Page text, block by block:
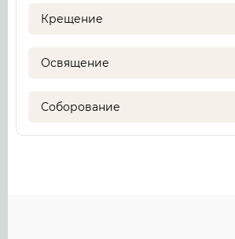
Крещение
Освящение
Соборование